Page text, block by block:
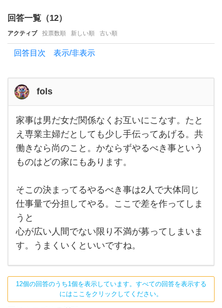
き
で結
婚し
た
回答一覧（12）
アクティブ 投票数順 新しい順 古い順
回答目次 表示/非表示
fols
家事
は男
だ女
だ関
係な
くお
な
す。
たと
え専
業主
婦だ
とし
ても
少し
家事は男だ女だ関係なくお互いにこなす。たと
え専業主婦だとしても少し手伝ってあげる。共
働きなら尚のこと。かならずやるべき事という
ものはどの家にもあります。
そこの決まってるやるべき事は2人で大体同じ
仕事量で分担してやる。ここで差を作ってしま
うと
心が広い人間でない限り不満が募ってしまいま
す。うまくいくといいですね。
12個の回答のうち1個を表示しています。すべての回答を表示する
にはここをクリックしてください。